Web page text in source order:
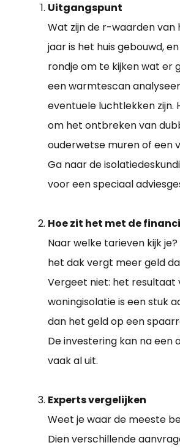
Uitgangspunt
Wat zijn de r-waarden van
jaar is het huis gebouwd,
rondje om te kijken wat er
een warmtescan
eventuele luchtlekken zijn.
om het ontbreken van
ouderwetse muren of een
Ga naar de
voor een speciaal
Hoe zit het met de
Naar welke tarieven kijk
het dak vergt meer geld
Vergeet niet: het resultaat
woningisolatie is een stuk
dan het geld op een
De investering kan na een
vaak al uit.
Experts vergelijken
Weet je waar de meeste
Dien verschillende